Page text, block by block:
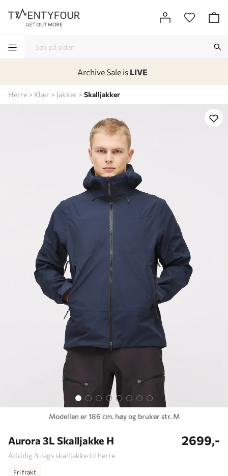
Til kassen
Herre Klær Jakker Skalljakker
Modellen er 186 cm. høy og bruker str. M
Aurora 3L Skalljakke H
Allsidig 3-lags skalljakke til herre
2699,-
Fri frakt
Archive Sale is LIVE
-
-
-
-